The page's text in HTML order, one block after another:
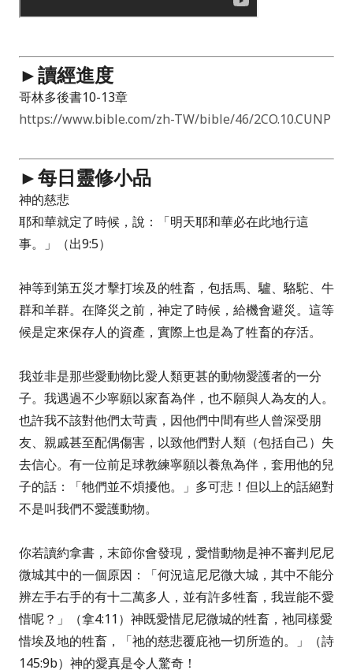
►讀經進度
哥林多後書10-13章
https://www.bible.com/zh-TW/bible/46/2CO.10.CUNP
►每日靈修小品
神的慈悲
耶和華就定了時候，說：「明天耶和華必在此地行這
事。」（出9:5）
神等到第五災才擊打埃及的牲畜，包括馬、驢、駱駝、牛
群和羊群。在降災之前，神定了時候，給機會避災。這等
候是定來保存人的資產，實際上也是為了牲畜的存活。
我並非是那些愛動物比愛人類更甚的動物愛護者的一分
子。我遇過不少寧願以家畜為伴，也不願與人為友的人。
也許我不該對他們太苛責，因他們中間有些人曾深受朋
友、親戚甚至配偶傷害，以致他們對人類（包括自己）失
去信心。有一位前足球教練寧願以養魚為伴，套用他的兒
子的話：「牠們並不煩擾他。」多可悲！但以上的話絕對
不是叫我們不愛護動物。
你若讀約拿書，末節你會發現，愛惜動物是神不審判尼尼
微城其中的一個原因：「何況這尼尼微大城，其中不能分
辨左手右手的有十二萬多人，並有許多牲畜，我豈能不愛
惜呢？」（拿4:11）神既愛惜尼尼微城的牲畜，祂同樣愛
惜埃及地的牲畜，「祂的慈悲覆庇祂一切所造的。」（詩
145:9b）神的愛真是令人驚奇！